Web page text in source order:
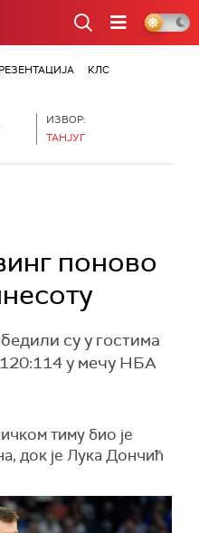
КЛС
ИЗВОР:
ТАНЈУГ
поново
су у гостима
у мечу НБА
тиму био је
док је Лука Дончић